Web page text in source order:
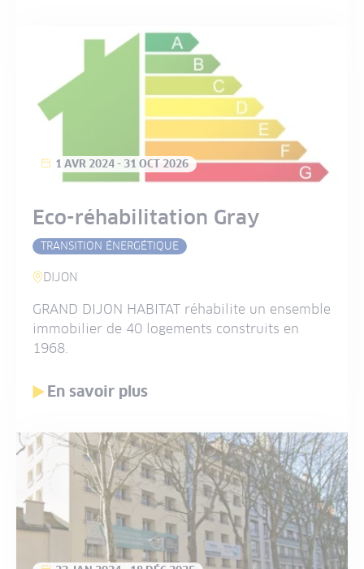
1 AVR 2024- 31 OCT 2026
Eco-réhabilitation Gray
TRANSITION ÉNERGÉTIQUE
DIJON
GRAND DIJON HABITAT réhabilite un ensemble
immobilier de 40 logements construits en
1968.
En savoir plus